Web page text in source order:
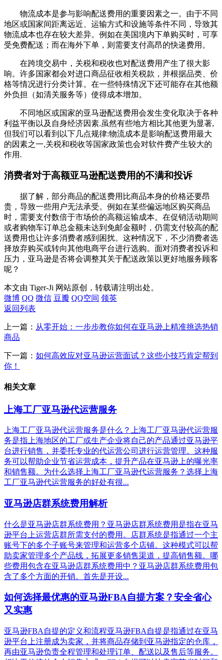
物流成本是参与影响配送费用的重要因素之一。由于不同
地区或国家间距离远近、运输方式和设施等条件不同，导致其
物流成本也存在较大差异。例如在美国境内下单购买时，可享
受免费配送；而在海外下单，则需要支付高昂的快递费用。
在跨境交易中，关税和税收也对配送费用产生了很大影
响。许多国家都会对进口商品征收相关税款，并根据品类、价
格等情况进行分类计算。在一些特殊情况下还可能存在其他额
外负担（如清关服务等）使得成本增加。
不同地区或国家的亚马逊配送费用会发生变化取决于各种
利益平衡以及自身经济因素.虽然有些地方相比其他更为显著,
但我们可以看到以下几点规律:物流成本是影响配送费用最大
的因素之一,关税和税收等国家政策也会对软件费产生较大的
作用.
消费者对于高额亚马逊配送费用的不满和投诉
据了解，部分商品的配送费用比商品本身的价格还要昂
贵，导致一些用户无法承受。例如在某些偏远地区购买商品
时，需要支付数倍于市场价的高额运输成本。在促销活动期间
或者购物车订单总金额未达到免邮金额时，仍需支付较高的配
送费用也让许多消费者感到困扰。这种情况下，不少消费者选
择放弃购买或转向其他电商平台进行选购。面对消费者投诉和
压力，亚马逊是否将会调整其关于配送政策以更好地服务顾客
呢？
本文由 Tiger-Ji 网站原创，转载请注明出处。
微博 QQ 微信 豆瓣 QQ空间 领英
返回列表
上一篇： 从零开始：一步步教你如何在亚马逊上精准挑选热销
商品
下一篇： 如何高效应对亚马逊运营面试？这些小技巧肯定帮到
你！
相关文章
上海工厂亚马逊代运营服务
上海工厂亚马逊代运营服务是什么？上海工厂亚马逊代运营服
务是指上海地区的工厂或生产企业将自己的产品通过亚马逊平
台进行销售，并委托专业的代运营公司进行运营管理。这种服
务可以帮助企业节省运营成本，提升产品在亚马逊上的曝光率
和销售额。为什么选择上海工厂亚马逊代运营服务？选择上海
工厂亚马逊代运营服务的好处有很...
亚马逊店群系统费用解析
什么是亚马逊店群系统费用？亚马逊店群系统费用是指在亚马
逊平台上运营店群所需支付的费用。店群系统是指通过一个主
账号下的多个子账号来管理和运营多个店铺。这种模式可以帮
助卖家管理多个产品线，拓展更多销售渠道，提高销售额。哪
些费用包含在亚马逊店群系统费用中？亚马逊店群系统费用包
含了多个方面的开销。首先是开设...
如何选择最优惠的亚马逊FBA自提方案？安全省心
又实惠
亚马逊FBA自提的定义和流程亚马逊FBA自提是指通过在亚马
逊平台上注册成为卖家，并将商品存储到亚马逊指定的仓库，
再由亚马逊负责全程管理和处理订单、配送以及售后等服务。